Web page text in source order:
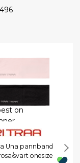
96
Una pannband
svart onesize